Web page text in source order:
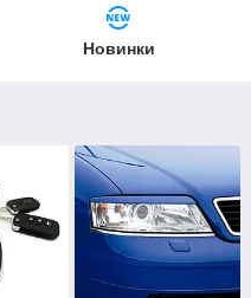
Новинки